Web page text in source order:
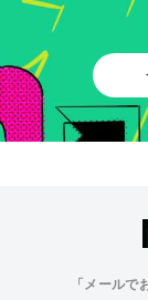
「メールで